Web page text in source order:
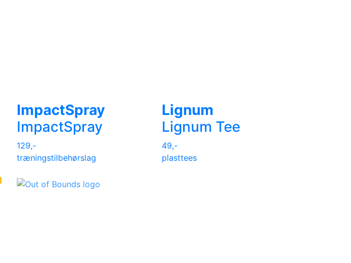
ImpactSpray
ImpactSpray
129,-
træningstilbehørslag
Lignum
Lignum Tee
49,-
plasttees